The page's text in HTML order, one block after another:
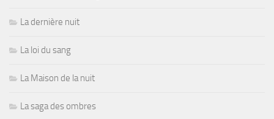
La dernière nuit
La loi du sang
La Maison de la nuit
La saga des ombres